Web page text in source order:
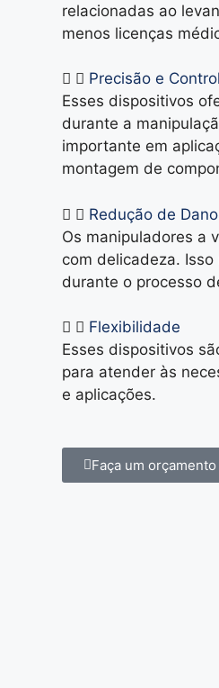
relacionadas ao
menos licenças
Precisão e
Esses dispositivos
durante a
importante em
montagem de
Redução de
Os manipuladores a
com delicadeza.
durante o processo
Flexibilidade
Esses dispositivos
para atender às
e aplicações.
Faça um orçamento